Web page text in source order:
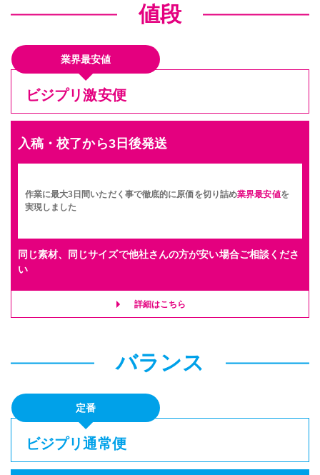
値段
業界最安値
ビジプリ激安便
入稿・校了から3日後発送
作業に最大3日間いただく事で徹底的に原価を切り詰め業界最安値を
実現しました
同じ素材、同じサイズで他社さんの方が安い場合ご相談くださ
い
詳細はこちら
バランス
定番
ビジプリ通常便